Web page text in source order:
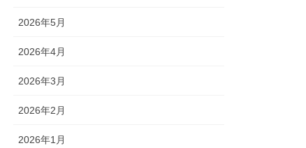
2026年5月
2026年4月
2026年3月
2026年2月
2026年1月